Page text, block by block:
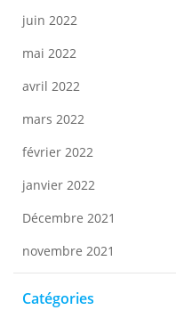
juin 2022
mai 2022
avril 2022
mars 2022
février 2022
janvier 2022
Décembre 2021
novembre 2021
Catégories